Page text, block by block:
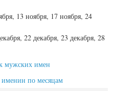
13 ноября, 17 ноября, 24
22 декабря, 23 декабря, 28
мужских имен
именин по месяцам